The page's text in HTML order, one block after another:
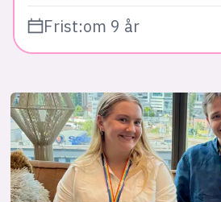
Frist:om 9 år